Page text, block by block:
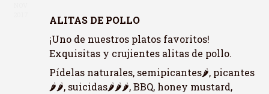
ALITAS DE POLLO
¡Uno de nuestros platos favoritos!
Exquisitas y crujientes alitas de pollo.
Pídelas naturales, semipicantes🌶️, picantes
🌶️🌶️, suicidas🌶️🌶️🌶️, BBQ, honey mustard,